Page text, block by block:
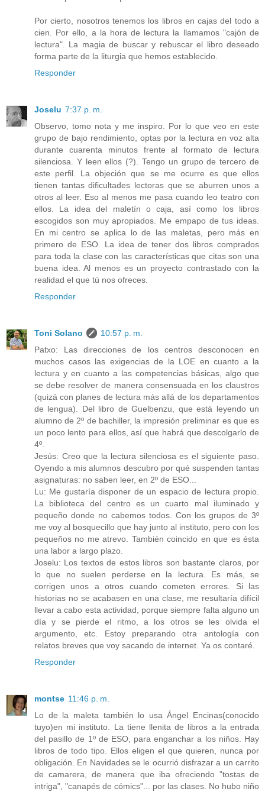
Por cierto, nosotros tenemos los libros en cajas del todo a
cien. Por ello, a la hora de lectura la llamamos "cajón de
lectura". La magia de buscar y rebuscar el libro deseado
forma parte de la liturgia que hemos establecido.
Responder
Joselu 7:37 p. m.
Observo, tomo nota y me inspiro. Por lo que veo en este
grupo de bajo rendimiento, optas por la lectura en voz alta
durante cuarenta minutos frente al formato de lectura
silenciosa. Y leen ellos (?). Tengo un grupo de tercero de
este perfil. La objeción que se me ocurre es que ellos
tienen tantas dificultades lectoras que se aburren unos a
otros al leer. Eso al menos me pasa cuando leo teatro con
ellos. La idea del maletín o caja, así como los libros
escogidos son muy apropiados. Me empapo de tus ideas.
En mi centro se aplica lo de las maletas, pero más en
primero de ESO. La idea de tener dos libros comprados
para toda la clase con las características que citas son una
buena idea. Al menos es un proyecto contrastado con la
realidad el que tú nos ofreces.
Responder
Toni Solano
10:57 p. m.
Patxo: Las direcciones de los centros desconocen en
muchos casos las exigencias de la LOE en cuanto a la
lectura y en cuanto a las competencias básicas, algo que
se debe resolver de manera consensuada en los claustros
(quizá con planes de lectura más allá de los departamentos
de lengua). Del libro de Guelbenzu, que está leyendo un
alumno de 2º de bachiller, la impresión preliminar es que es
un poco lento para ellos, así que habrá que descolgarlo de
4º.
Jesús: Creo que la lectura silenciosa es el siguiente paso.
Oyendo a mis alumnos descubro por qué suspenden tantas
asignaturas: no saben leer, en 2º de ESO...
Lu: Me gustaría disponer de un espacio de lectura propio.
La biblioteca del centro es un cuarto mal iluminado y
pequeño donde no cabemos todos. Con los grupos de 3º
me voy al bosquecillo que hay junto al instituto, pero con los
pequeños no me atrevo. También coincido en que es ésta
una labor a largo plazo.
Joselu: Los textos de estos libros son bastante claros, por
lo que no suelen perderse en la lectura. Es más, se
corrigen unos a otros cuando cometen errores. Si las
historias no se acabasen en una clase, me resultaría difícil
llevar a cabo esta actividad, porque siempre falta alguno un
día y se pierde el ritmo, a los otros se les olvida el
argumento, etc. Estoy preparando otra antología con
relatos breves que voy sacando de internet. Ya os contaré.
Responder
montse 11:46 p. m.
Lo de la maleta también lo usa Ángel Encinas(conocido
tuyo)en mi instituto. La tiene llenita de libros a la entrada
del pasillo de 1º de ESO, para enganchar a los niños. Hay
libros de todo tipo. Ellos eligen el que quieren, nunca por
obligación. En Navidades se le ocurrió disfrazar a un carrito
de camarera, de manera que iba ofreciendo "tostas de
intriga", "canapés de cómics"... por las clases. No hubo niño